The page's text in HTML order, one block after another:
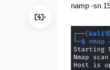
namp -sn